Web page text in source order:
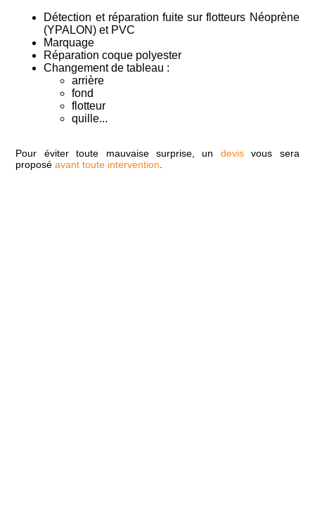
Détection et réparation fuite sur flotteurs Néoprène
(YPALON) et PVC
Marquage
Réparation coque polyester
Changement de tableau :
arrière
fond
flotteur
quille...
Pour éviter toute mauvaise surprise, un devisvous sera
proposéavant toute intervention